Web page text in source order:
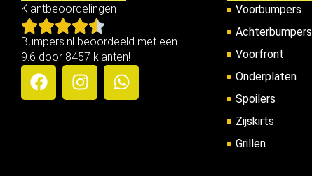
Klantbeoordelingen
Bumpers.nl beoordeeld met een
9.6 door 8457 klanten!
Voorbumpers
Achterbumpers
Voorfront
Onderplaten
Spoilers
Zijskirts
Grillen